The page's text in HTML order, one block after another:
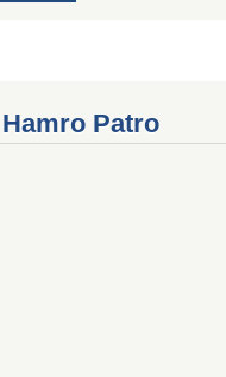
Hamro Patro